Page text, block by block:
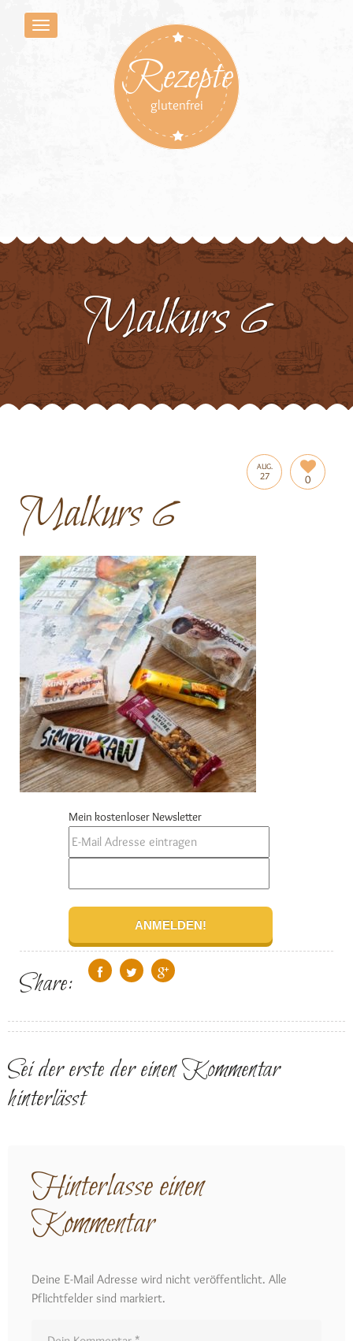
Rezepte
glutenfrei
Malkurs 6
AUG.
27 0
Malkurs 6
Mein kostenloser Newsletter
Share:
Sei der erste der einen Kommentar
hinterlässt
Hinterlasse einen
Kommentar
Deine E-Mail Adresse wird nicht veröffentlicht. Alle
Pflichtfelder sind markiert.